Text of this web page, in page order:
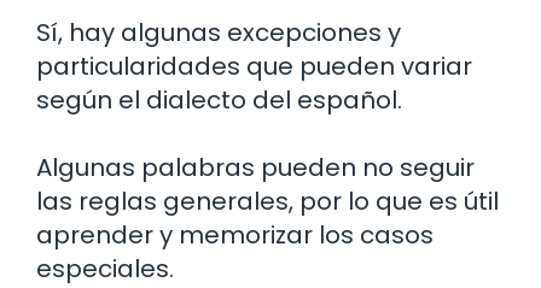
Sí, hay algunas excepciones y
particularidades que pueden variar
según el dialecto del español.
Algunas palabras pueden no seguir
las reglas generales, por lo que es útil
aprender y memorizar los casos
especiales.